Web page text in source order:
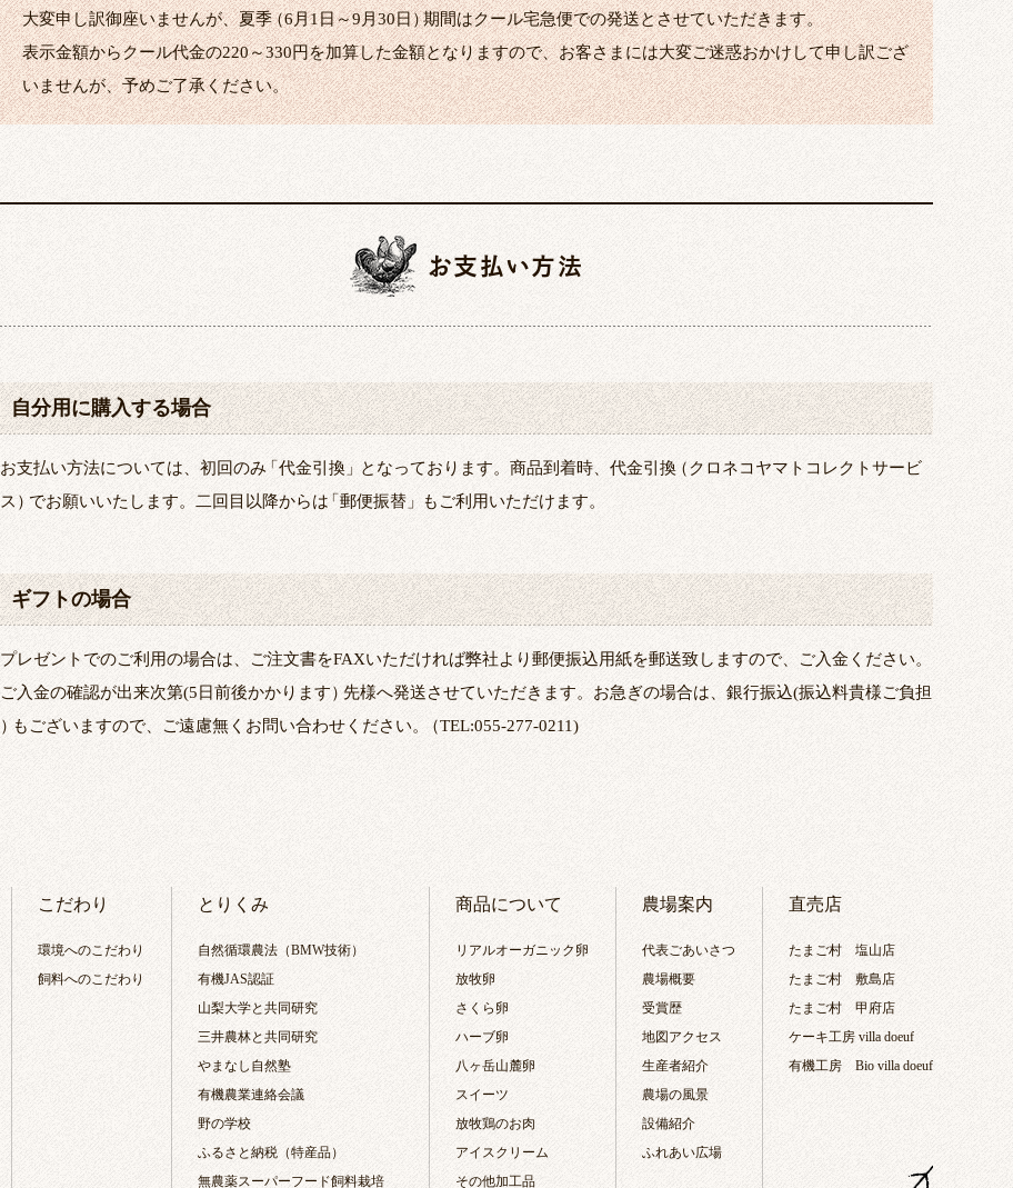
大変申し訳御座いませんが、夏季（6月1日～9月30日）期間はクール宅急便での発送とさせていただきます。
表示金額からクール代金の220～330円を加算した金額となりますので、お客さまには大変ご迷惑おかけして申し訳ござ
いませんが、予めご了承ください。
お支払い方法
自分用に購入する場合
お支払い方法については、初回のみ「 代金引換」 となっております。商品到着時、代金引換（クロネコヤマトコレクトサービ
ス ）でお願いいたします。二回目以降からは「 郵便振替 」 もご利用いただけます。
ギフトの場合
プレゼントでのご利用の場合は、ご注文書をFAXいただければ弊社より郵便振込用紙を郵送致しますので、ご入金ください。
ご入金の確認が出来次第(5日前後かかります）先様へ発送させていただきます。お急ぎの場合は、銀行振込(振込料貴様ご負担
）もございますので、ご遠慮無くお問い合わせください。 （TEL:055-277-0211)
こだわり
環境へのこだわり
飼料へのこだわり
とりくみ
自然循環農法（BMW技術）
有機JAS認証
山梨大学と共同研究
三井農林と共同研究
やまなし自然塾
有機農業連絡会議
野の学校
ふるさと納税（特産品）
無農薬スーパーフード飼料栽培
商品について
リアルオーガニック卵
放牧卵
さくら卵
ハーブ卵
八ヶ岳山麓卵
スイーツ
放牧鶏のお肉
アイスクリーム
その他加工品
農場案内
代表ごあいさつ
農場概要
受賞歴
地図アクセス
生産者紹介
農場の風景
設備紹介
ふれあい広場
直売店
たまご村 塩山店
たまご村 敷島店
たまご村 甲府店
ケーキ工房 villa doeuf
有機工房 Bio villa doeuf